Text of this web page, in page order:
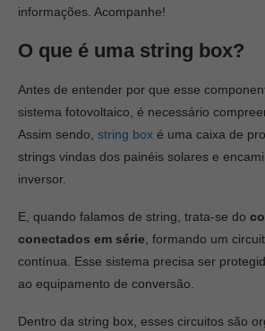
informações. Acompanhe!
O que é uma string box?
Antes de entender por que esse
sistema fotovoltaico, é necessário
Assim sendo, string box é uma caixa de
strings vindas dos painéis solares e
inversor.
E, quando falamos de string, trata-se do
conectados em série , formando um
contínua. Esse sistema precisa ser
ao equipamento de conversão.
Dentro da string box, esses circuitos são